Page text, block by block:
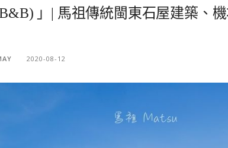
B&B) 」| 馬祖傳統閩東石屋建築、
2020-08-12